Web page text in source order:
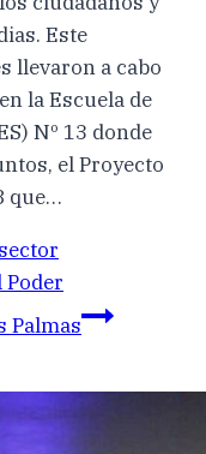
Este
llevaron a cabo
la Escuela de
Nº 13 donde
el Proyecto
que…
Palmas